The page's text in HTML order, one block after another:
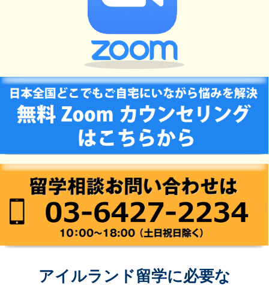
アイルランド留学に必要な